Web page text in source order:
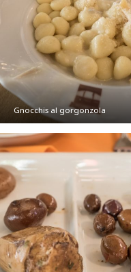
Gnocchis al gorgonzola